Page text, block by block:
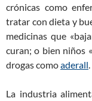
crónicas como
tratar con dieta y
medicinas que
curan; o bien niños
drogas comoaderall.
La industria